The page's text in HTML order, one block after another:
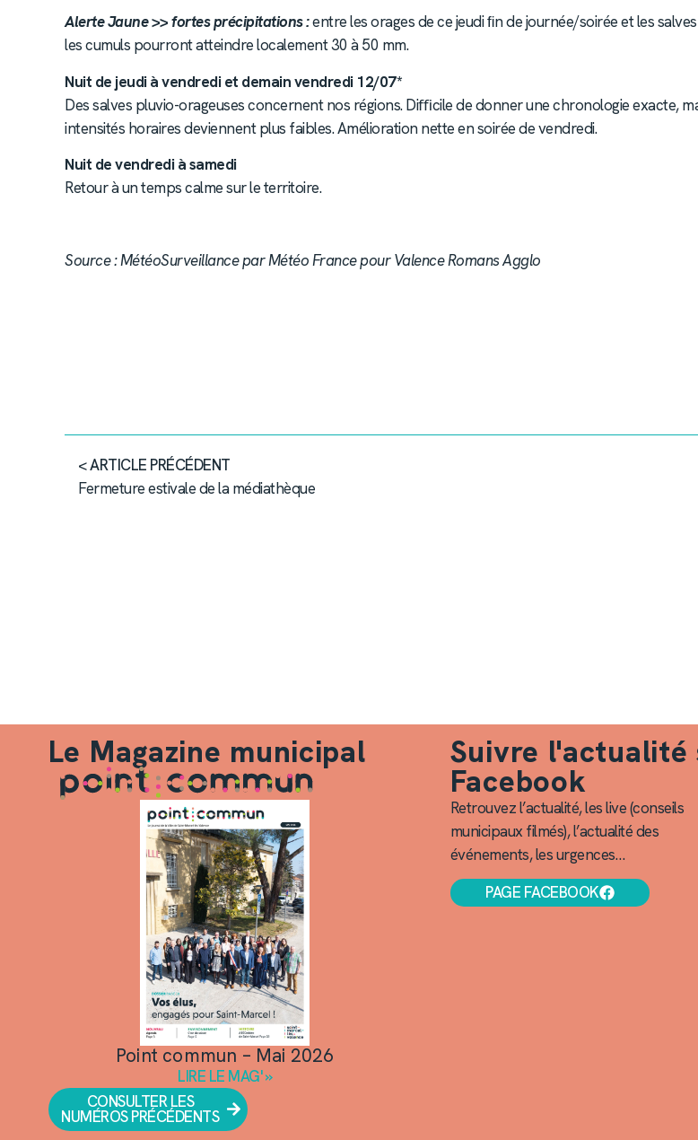
Alerte Jaune >> fortes précipitations :entre les orages de ce jeudi ﬁn de journée/soirée et les
les cumuls pourront atteindre localement 30 à 50 mm.
Nuit de jeudi à vendredi et demain vendredi 12/07*
Des salves pluvio-orageuses concernent nos régions. Diﬃcile de donner une chronologie exacte,
intensités horaires deviennent plus faibles. Amélioration nette en soirée de vendredi.
Nuit de vendredi à samedi
Retour à un temps calme sur le territoire.
Source : MétéoSurveillance par Météo France pour Valence Romans Agglo
< ARTICLE PRÉCÉDENT
Fermeture estivale de la médiathèque
Le Magazine municipal
Point commun – Mai 2026
LIRE LE MAG' »
CONSULTER LES
NUMÉROS PRÉCÉDENTS
Suivre l'actualité
Facebook
Retrouvez l’actualité, les live (conseils
municipaux filmés), l’actualité des
événements, les urgences…
PAGE FACEBOOK